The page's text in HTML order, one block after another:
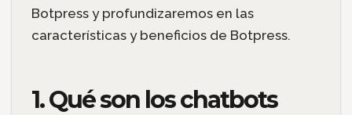
Botpress y profundizaremos en las
características y beneficios de Botpress.
1. Qué son los chatbots